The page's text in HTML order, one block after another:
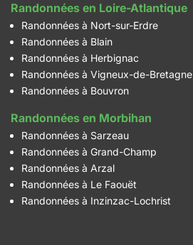
Randonnées en Loire-Atlantique
Randonnées à Nort-sur-Erdre
Randonnées à Blain
Randonnées à Herbignac
Randonnées à Vigneux-de-Bretagne
Randonnées à Bouvron
Randonnées en Morbihan
Randonnées à Sarzeau
Randonnées à Grand-Champ
Randonnées à Arzal
Randonnées à Le Faouët
Randonnées à Inzinzac-Lochrist